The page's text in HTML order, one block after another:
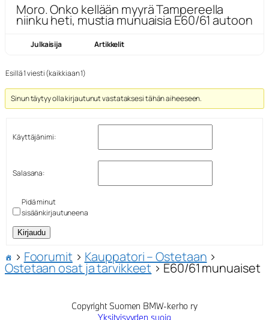
Moro. Onko kellään myyrä Tampereella
niinku heti, mustia munuaisia E60/61 autoon
Julkaisija Artikkelit
Esillä 1 viesti (kaikkiaan 1)
Sinun täytyy olla kirjautunut vastataksesi tähän aiheeseen.
Käyttäjänimi:
Salasana:
Pidä minut
sisäänkirjautuneena
Kirjaudu
› Foorumit › Kauppatori – Ostetaan ›
Ostetaan osat ja tarvikkeet›E60/61 munuaiset
Copyright Suomen BMW-kerho ry
Yksityisyyden suoja